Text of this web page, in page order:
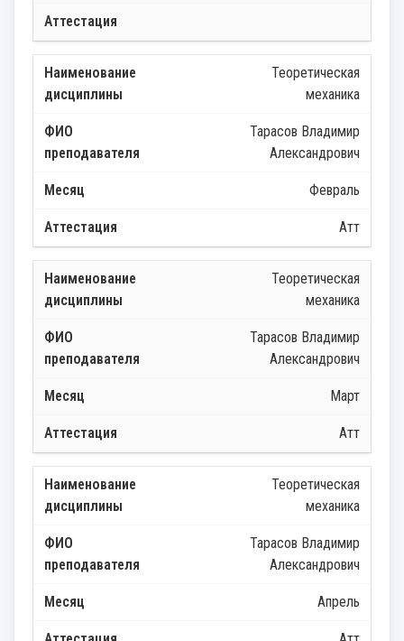
Теоретическая
механика
Тарасов Владимир
Александрович
Февраль
Атт
Теоретическая
механика
Тарасов Владимир
Александрович
Март
Атт
Теоретическая
механика
Тарасов Владимир
Александрович
Апрель